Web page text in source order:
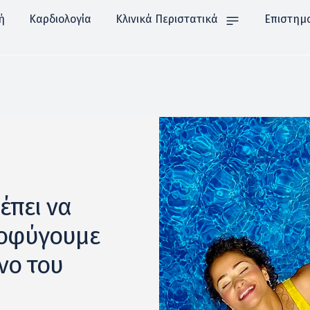
Καρδιολογία Κλινικά Περιστατικά
να
του